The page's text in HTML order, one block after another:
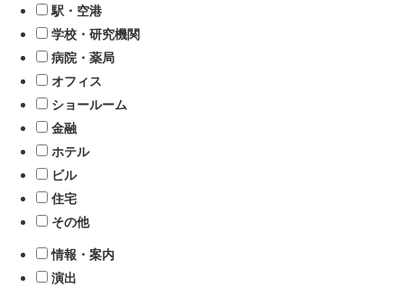
駅・空港
学校・研究機関
病院・薬局
オフィス
ショールーム
金融
ホテル
ビル
住宅
その他
情報・案内
演出